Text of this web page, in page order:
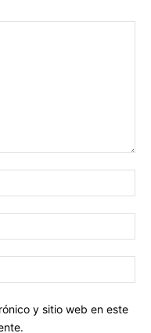
y sitio web en este